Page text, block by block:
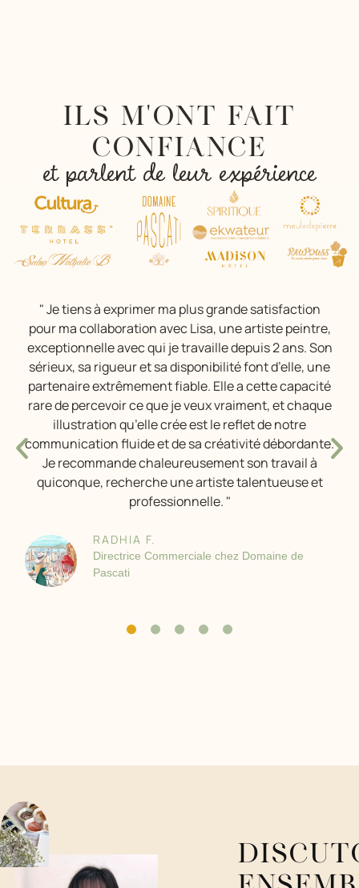
ILS M'ONT FAIT
CONFIANCE
et parlent de leur expérience
" Je tiens à exprimer ma plus grande satisfaction
pour ma collaboration avec Lisa, une artiste peintre,
exceptionnelle avec qui je travaille depuis 2 ans. Son
sérieux, sa rigueur et sa disponibilité font d’elle, une
partenaire extrêmement fiable. Elle a cette capacité
rare de percevoir ce que je veux vraiment, et chaque
illustration qu’elle crée est le reflet de notre
communication fluide et de sa créativité débordante.
Je recommande chaleureusement son travail à
quiconque, recherche une artiste talentueuse et
professionnelle. "
RADHIA F.
Directrice Commerciale chez Domaine de
Pascati